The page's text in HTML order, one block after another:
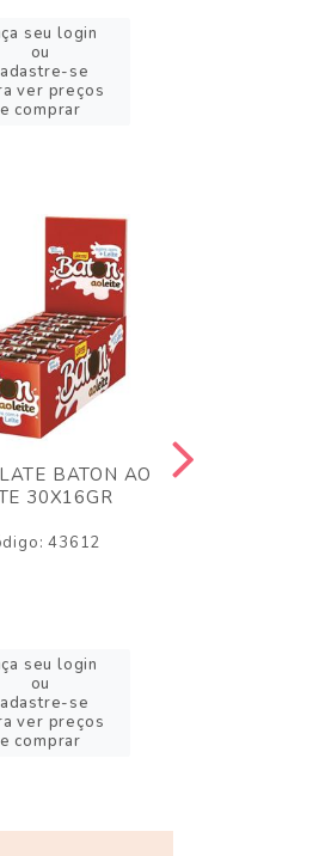
seu login
ou
se
ver preços
e comprar
BATON AO
30X16GR
43612
seu login
ou
se
ver preços
e comprar